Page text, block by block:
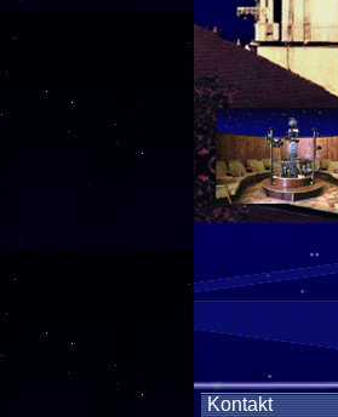
Kontakt